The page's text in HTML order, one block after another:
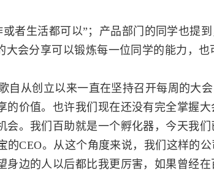
者生活都可以”；产品部门的同学也提到
会分享可以锻炼每一位同学的能力，也
从创立以来一直在坚持召开每周的大
价值。也许我们现在还没有完全掌握大
。我们百助就是一个孵化器，今天我们
的CEO。从这个角度来说，我们这样的
边的人以后都比我更厉害，如果曾经在